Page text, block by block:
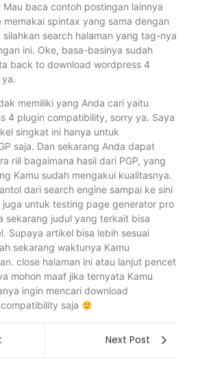
Mau baca contoh postingan lainnya
spintax yang sama dengan
silahkan search halaman yang tag-nya
ini. Oke, basa-basinya sudah
back to download wordpress 4
memiliki yang Anda cari yaitu
4 plugin compatibility, sorry ya. Saya
singkat ini hanya untuk
saja. Dan sekarang Anda dapat
riil bagaimana hasil dari PGP, yang
Kamu sudah mengakui kualitasnya.
dari search engine sampai ke sini
juga untuk testing page generator pro
sekarang judul yang terkait bisa
Supaya artikel bisa lebih sesuai
sekarang waktunya Kamu
close halaman ini atau lanjut pencet
mohon maaf jika ternyata Kamu
ingin mencari download
saja
Next Post